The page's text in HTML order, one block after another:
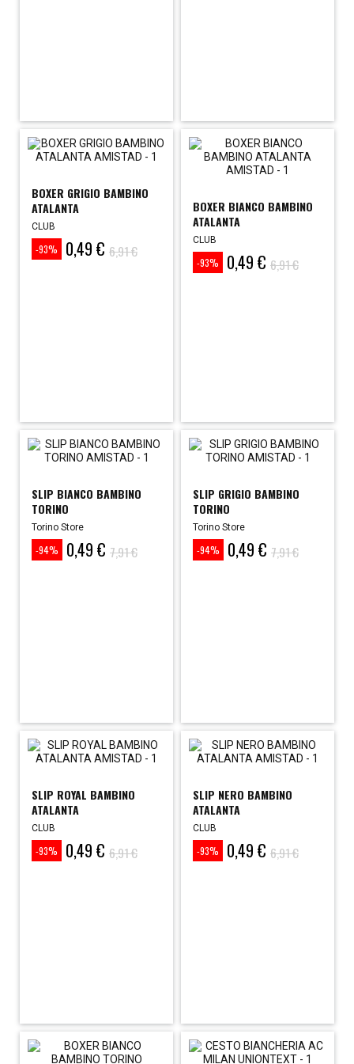
BOXER GRIGIO BAMBINO
ATALANTA
CLUB
-93%
Prezzo0,49 €
Prezzo
base
6,91 €
BOXER BIANCO BAMBINO
ATALANTA
CLUB
-93%
Prezzo0,49 €
Prezzo
base
6,91 €
SLIP BIANCO BAMBINO
TORINO
Torino Store
-94%
Prezzo0,49 €
Prezzo
base
7,91 €
SLIP GRIGIO BAMBINO
TORINO
Torino Store
-94%
Prezzo0,49 €
Prezzo
base
7,91 €
SLIP ROYAL BAMBINO
ATALANTA
CLUB
-93%
Prezzo0,49 €
Prezzo
base
6,91 €
SLIP NERO BAMBINO
ATALANTA
CLUB
-93%
Prezzo0,49 €
Prezzo
base
6,91 €